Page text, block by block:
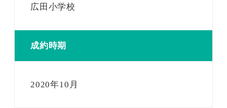
広田小学校
成約時期
2020年10月